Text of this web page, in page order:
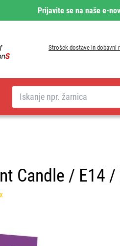
Prijavite se na naše e-
Strošek dostave in dobavni
Iskanje
Candle / E14